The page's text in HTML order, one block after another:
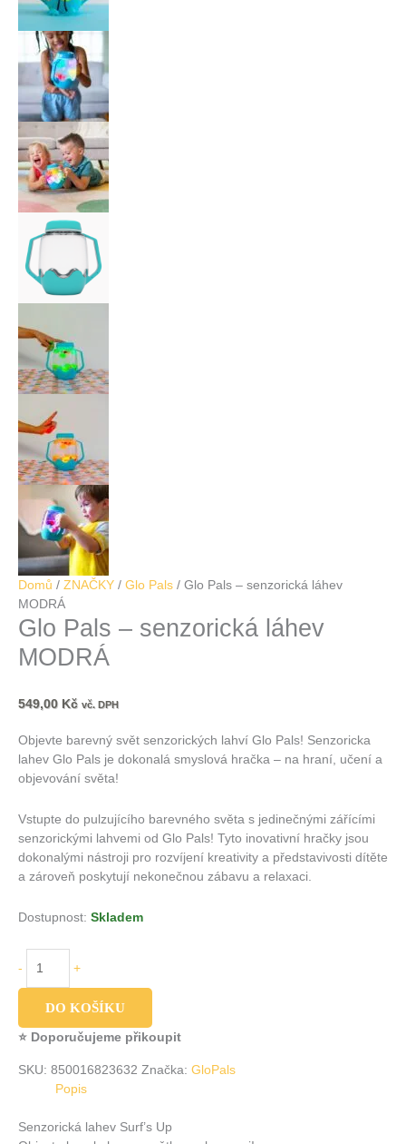
Domů / ZNAČKY / Glo Pals / Glo Pals – senzorická láhev
MODRÁ
Glo Pals – senzorická láhev
MODRÁ
549,00 Kč vč. DPH
Objevte barevný svět senzorických lahví Glo Pals! Senzoricka
lahev Glo Pals je dokonalá smyslová hračka – na hraní, učení a
objevování světa!
Vstupte do pulzujícího barevného světa s jedinečnými zářícími
senzorickými lahvemi od Glo Pals! Tyto inovativní hračky jsou
dokonalými nástroji pro rozvíjení kreativity a představivosti dítěte
a zároveň poskytují nekonečnou zábavu a relaxaci.
Dostupnost: Skladem
- +
DO KOŠÍKU
⭐ Doporučujeme přikoupit
SKU: 850016823632 Značka: GloPals
Popis
Senzorická lahev Surf’s Up